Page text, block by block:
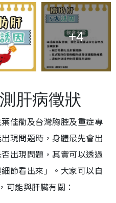
+4
肝病徵狀
佳衢及台灣胸腔及重症專
現問題時，身體最先會出
出現問題，其實可以透過
節看出來」。大家可以自
可能與肝臟有關：